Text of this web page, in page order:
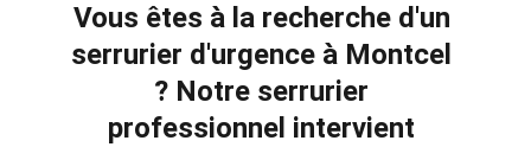
Vous êtes à la recherche d'un
serrurier d'urgence à Montcel
? Notre serrurier
professionnel intervient